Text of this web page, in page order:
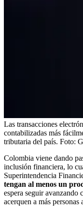
Las transacciones
contabilizadas más
tributaria del país. Foto:
Colombia viene dando
inclusión financiera, lo
Superintendencia
tengan al menos un
espera seguir avanzando
acerquen a más personas